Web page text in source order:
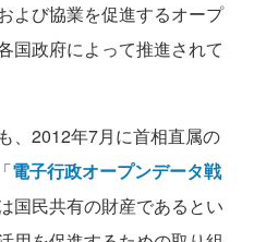
よび協業を促進するオープ
国政府によって推進されて
、2012年7月に首相直属の
電子行政オープンデータ戦
国民共有の財産であるとい